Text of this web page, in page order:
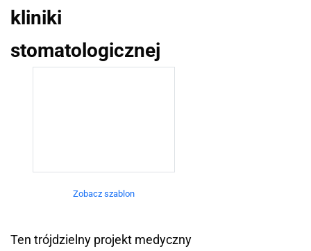
kliniki
stomatologicznej
Zobacz szablon
Ten trójdzielny projekt medyczny